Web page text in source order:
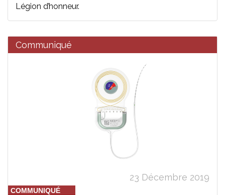
Légion d’honneur.
Communiqué
23 Décembre 2019
COMMUNIQUÉ